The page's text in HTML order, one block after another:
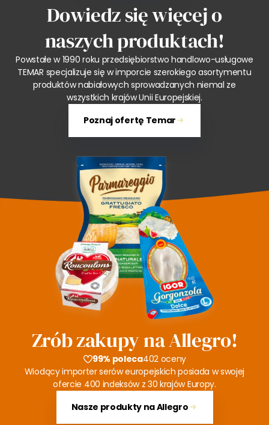
Dowiedz się więcej o
naszych produktach!
Powstałe w 1990 roku przedsiębiorstwo handlowo-usługowe
TEMAR specjalizuje się w imporcie szerokiego asortymentu
produktów nabiałowych sprowadzanych niemal ze
wszystkich krajów Unii Europejskiej.
Poznaj ofertę Temar
Zrób zakupy na Allegro!
99% poleca402 oceny
Wiodący importer serów europejskich posiada w swojej
ofercie 400 indeksów z 30 krajów Europy.
Nasze produkty na Allegro